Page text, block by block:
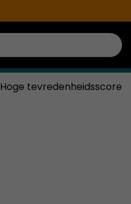
Hoge tevredenheidsscore